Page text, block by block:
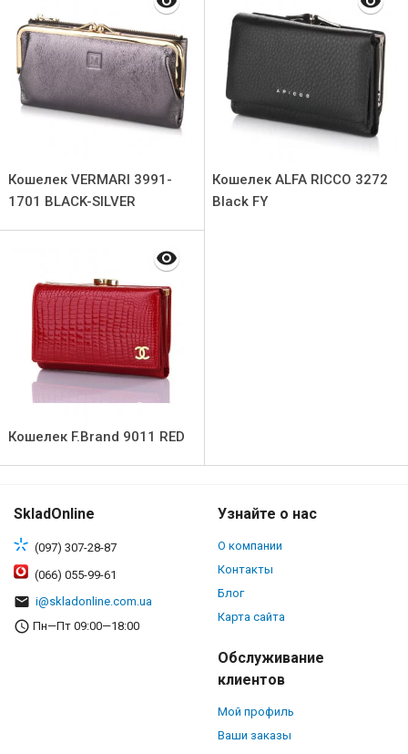
Кошелек VERMARI 3991-
1701 BLACK-SILVER
Кошелек ALFA RICCO 3272
Black FY
Кошелек F.Brand 9011 RED
SkladOnline
(097) 307-28-87
(066) 055-99-61
i@skladonline.com.ua
Пн—Пт 09:00—18:00
Узнайте о нас
О компании
Контакты
Блог
Карта сайта
Обслуживание
клиентов
Мой профиль
Ваши заказы